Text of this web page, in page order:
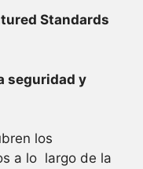
Standards
seguridad y
los
a lo largo de la